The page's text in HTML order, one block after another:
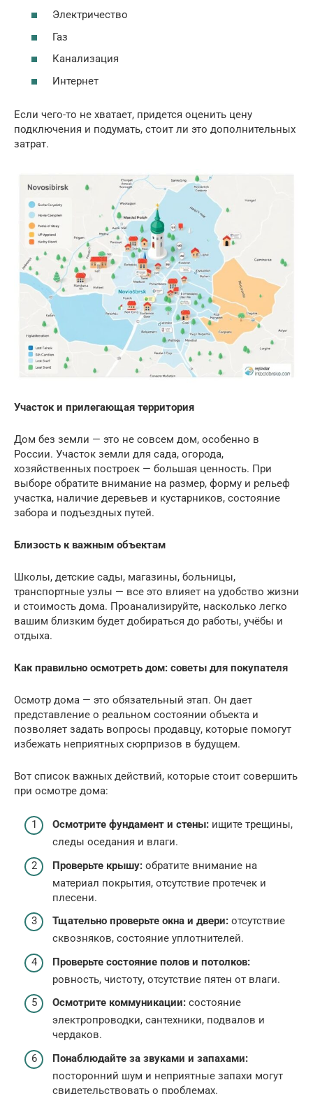
Электричество
Газ
Канализация
Интернет
Если чего-то не хватает, придется оценить цену
подключения и подумать, стоит ли это дополнительных
затрат.
Участок и прилегающая территория
Дом без земли — это не совсем дом, особенно в
России. Участок земли для сада, огорода,
хозяйственных построек — большая ценность. При
выборе обратите внимание на размер, форму и рельеф
участка, наличие деревьев и кустарников, состояние
забора и подъездных путей.
Близость к важным объектам
Школы, детские сады, магазины, больницы,
транспортные узлы — все это влияет на удобство жизни
и стоимость дома. Проанализируйте, насколько легко
вашим близким будет добираться до работы, учёбы и
отдыха.
Как правильно осмотреть дом: советы для покупателя
Осмотр дома — это обязательный этап. Он дает
представление о реальном состоянии объекта и
позволяет задать вопросы продавцу, которые помогут
избежать неприятных сюрпризов в будущем.
Вот список важных действий, которые стоит совершить
при осмотре дома:
Осмотрите фундамент и стены: ищите трещины,
следы оседания и влаги.
Проверьте крышу: обратите внимание на
материал покрытия, отсутствие протечек и
плесени.
Тщательно проверьте окна и двери: отсутствие
сквозняков, состояние уплотнителей.
Проверьте состояние полов и потолков:
ровность, чистоту, отсутствие пятен от влаги.
Осмотрите коммуникации: состояние
электропроводки, сантехники, подвалов и
чердаков.
Понаблюдайте за звуками и запахами:
посторонний шум и неприятные запахи могут
свидетельствовать о проблемах.